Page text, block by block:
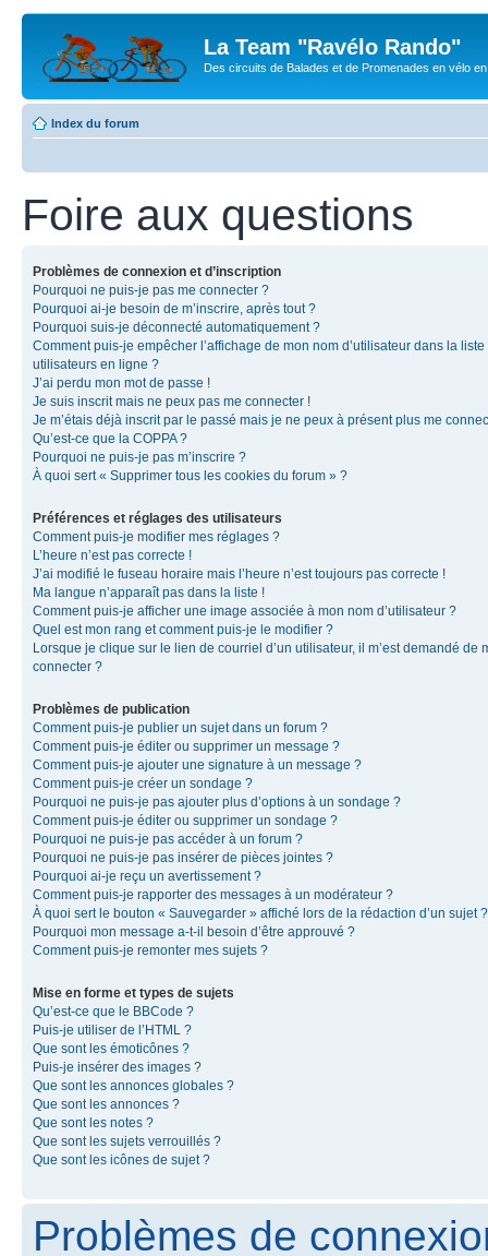
La Team "Ravélo Rando"
Des circuits de Balades et de Promenades en vélo
Index du forum
Foire aux questions
Problèmes de connexion et d’inscription
Pourquoi ne puis-je pas me connecter ?
Pourquoi ai-je besoin de m’inscrire, après tout ?
Pourquoi suis-je déconnecté automatiquement ?
Comment puis-je empêcher l’affichage de mon nom d’utilisateur dans la liste
utilisateurs en ligne ?
J’ai perdu mon mot de passe !
Je suis inscrit mais ne peux pas me connecter !
Je m’étais déjà inscrit par le passé mais je ne peux à présent plus me
Qu’est-ce que la COPPA ?
Pourquoi ne puis-je pas m’inscrire ?
À quoi sert « Supprimer tous les cookies du forum » ?
Préférences et réglages des utilisateurs
Comment puis-je modifier mes réglages ?
L’heure n’est pas correcte !
J’ai modifié le fuseau horaire mais l’heure n’est toujours pas correcte !
Ma langue n’apparaît pas dans la liste !
Comment puis-je afficher une image associée à mon nom d’utilisateur ?
Quel est mon rang et comment puis-je le modifier ?
Lorsque je clique sur le lien de courriel d’un utilisateur, il m’est demandé de
connecter ?
Problèmes de publication
Comment puis-je publier un sujet dans un forum ?
Comment puis-je éditer ou supprimer un message ?
Comment puis-je ajouter une signature à un message ?
Comment puis-je créer un sondage ?
Pourquoi ne puis-je pas ajouter plus d’options à un sondage ?
Comment puis-je éditer ou supprimer un sondage ?
Pourquoi ne puis-je pas accéder à un forum ?
Pourquoi ne puis-je pas insérer de pièces jointes ?
Pourquoi ai-je reçu un avertissement ?
Comment puis-je rapporter des messages à un modérateur ?
À quoi sert le bouton « Sauvegarder » affiché lors de la rédaction d’un sujet ?
Pourquoi mon message a-t-il besoin d’être approuvé ?
Comment puis-je remonter mes sujets ?
Mise en forme et types de sujets
Qu’est-ce que le BBCode ?
Puis-je utiliser de l’HTML ?
Que sont les émoticônes ?
Puis-je insérer des images ?
Que sont les annonces globales ?
Que sont les annonces ?
Que sont les notes ?
Que sont les sujets verrouillés ?
Que sont les icônes de sujet ?
Problèmes de